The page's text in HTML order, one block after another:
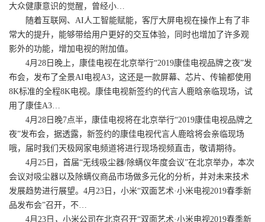
大众健康意识的觉醒，曾经小…
随着互联网、AI人工智能赋能，客厅大屏电视在操作上有了非
常大的提升，能够带给用户更好的交互体验，同时也增加了许多观
影外的功能，增加电视的附加值。
4月28日晚上，康佳电视在北京举行“2019康佳电视品牌之夜”发
布会，发布了全景AI电视A3，这还是一款屏幕、芯片、传输都使用
8K标准的全程8K电视。康佳电视新签约的代言人鹿晗亲临现场，试
用了康佳A3…
4月28日晚7点半，康佳电视将在北京举行“2019康佳电视品牌之
夜”发布会，据透露，新签约的康佳电视代言人鹿晗将会亲临现场
哦，届时我们天极网家电频道将进行现场视频直击，敬请期待。
4月25日，首届“无线吸尘器/除螨仪年度会议”在北京举办，本次
会议对吸尘器以及除螨仪商品市场做多元化的分析，并对未来技术
发展趋势进行展望。4月23日，小米“双面艺术·小米电视2019春季新
品发布会”召开，不…
4月23日，小米公司在北京召开“双面艺术·小米电视2019春季新